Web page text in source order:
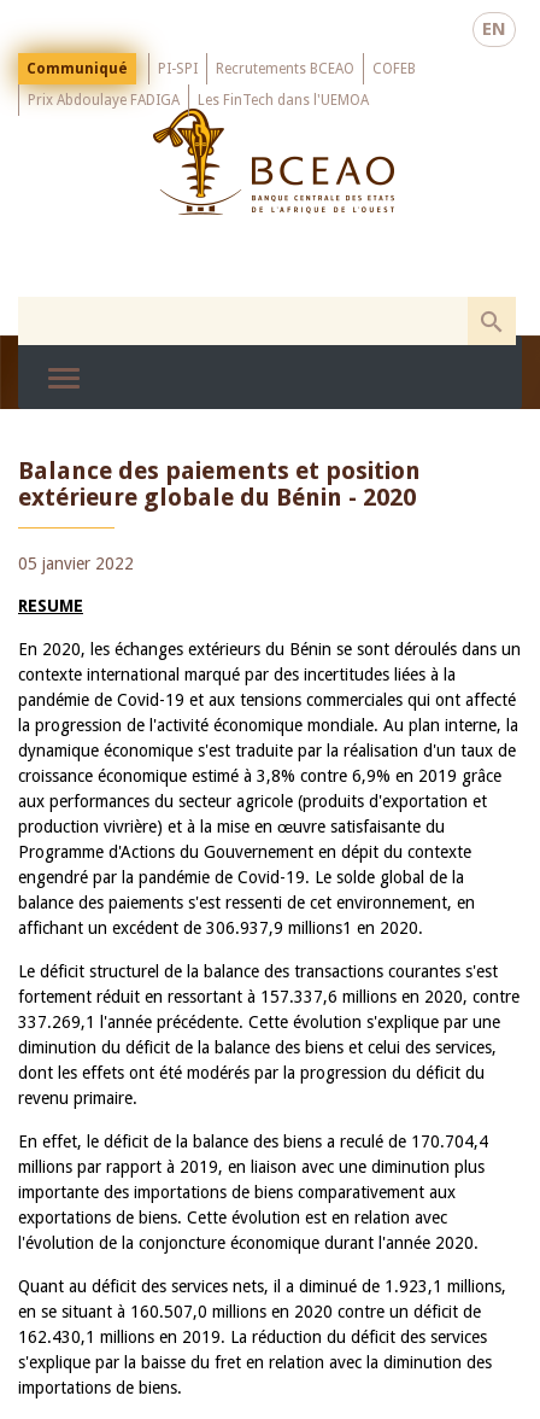
main
EN
Menu
Top
Communiqué PI-SPI Recrutements BCEAO
COFEB
Prix Abdoulaye FADIGA
Les FinTech dans l'UEMOA
Balance des paiements et position
extérieure globale du Bénin - 2020
05 janvier 2022
RESUME
En 2020, les échanges extérieurs du Bénin se sont déroulés dans un
contexte international marqué par des incertitudes liées à la
pandémie de Covid-19 et aux tensions commerciales qui ont affecté
la progression de l'activité économique mondiale. Au plan interne, la
dynamique économique s'est traduite par la réalisation d'un taux de
croissance économique estimé à 3,8% contre 6,9% en 2019 grâce
aux performances du secteur agricole (produits d'exportation et
production vivrière) et à la mise en œuvre satisfaisante du
Programme d'Actions du Gouvernement en dépit du contexte
engendré par la pandémie de Covid-19. Le solde global de la
balance des paiements s'est ressenti de cet environnement, en
affichant un excédent de 306.937,9 millions1 en 2020.
Le déficit structurel de la balance des transactions courantes s'est
fortement réduit en ressortant à 157.337,6 millions en 2020, contre
337.269,1 l'année précédente. Cette évolution s'explique par une
diminution du déficit de la balance des biens et celui des services,
dont les effets ont été modérés par la progression du déficit du
revenu primaire.
En effet, le déficit de la balance des biens a reculé de 170.704,4
millions par rapport à 2019, en liaison avec une diminution plus
importante des importations de biens comparativement aux
exportations de biens. Cette évolution est en relation avec
l'évolution de la conjoncture économique durant l'année 2020.
Quant au déficit des services nets, il a diminué de 1.923,1 millions,
en se situant à 160.507,0 millions en 2020 contre un déficit de
162.430,1 millions en 2019. La réduction du déficit des services
s'explique par la baisse du fret en relation avec la diminution des
importations de biens.